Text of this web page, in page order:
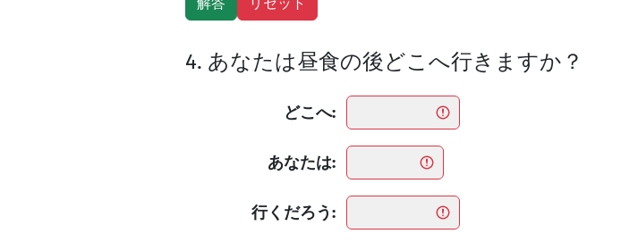
4. あなたは昼食の後どこへ行きますか？
どこへ:
あなたは:
行くだろう: